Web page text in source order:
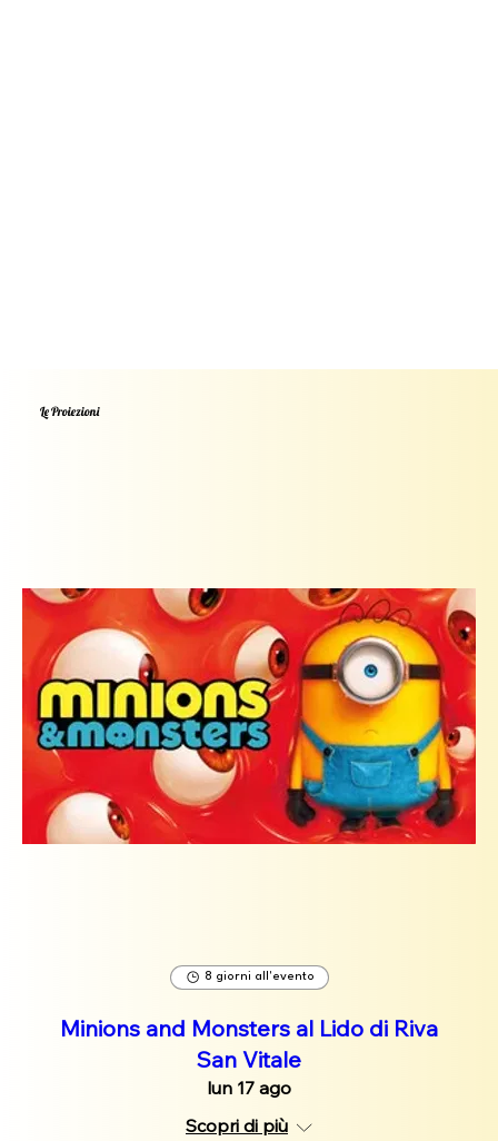
8 giorni all'evento
Minions and Monsters al Lido di Riva
San Vitale
lun 17 ago
Scopri di più
Le Proiezioni